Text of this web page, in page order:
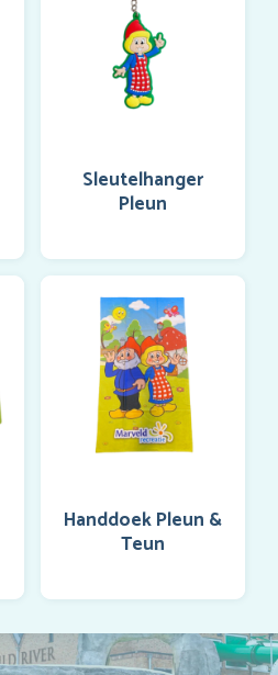
Sleutelhanger
Pleun
Handdoek Pleun &
Teun